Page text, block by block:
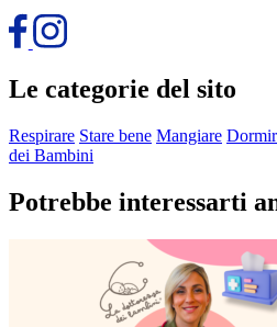
Le categorie del sito
Respirare Stare bene Mangiare
dei Bambini
Potrebbe interessarti